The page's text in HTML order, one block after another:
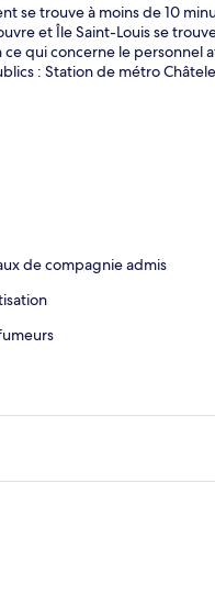
se trouve à moins de 10
et Île Saint-Louis se
ce qui concerne le personnel
: Station de métro
de compagnie admis